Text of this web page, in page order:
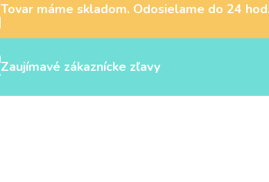
Tovar máme skladom. Odosielame do 24
Zaujímavé zákaznícke zľavy